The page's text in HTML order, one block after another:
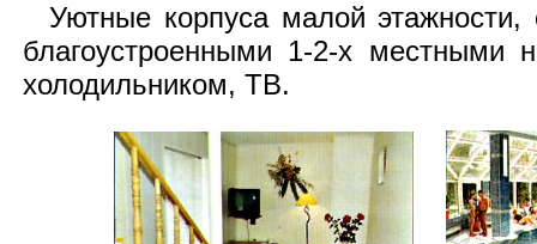
Уютные корпуса малой
благоустроенными 1-2-х местными
холодильником, ТВ.